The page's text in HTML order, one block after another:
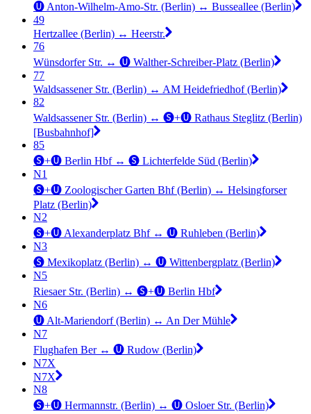
🅤 Anton-Wilhelm-Amo-Str. (Berlin) ↔︎ Busseallee (Berlin)
49
Hertzallee (Berlin) ↔︎ Heerstr.
76
Wünsdorfer Str. ↔︎ 🅤 Walther-Schreiber-Platz (Berlin)
77
Waldsassener Str. (Berlin) ↔︎ AM Heidefriedhof (Berlin)
82
Waldsassener Str. (Berlin) ↔︎ 🅢+🅤 Rathaus Steglitz (Berlin)
[Busbahnhof]
85
🅢+🅤 Berlin Hbf ↔︎ 🅢 Lichterfelde Süd (Berlin)
N1
🅢+🅤 Zoologischer Garten Bhf (Berlin) ↔︎ Helsingforser
Platz (Berlin)
N2
🅢+🅤 Alexanderplatz Bhf ↔︎ 🅤 Ruhleben (Berlin)
N3
🅢 Mexikoplatz (Berlin) ↔︎ 🅤 Wittenbergplatz (Berlin)
N5
Riesaer Str. (Berlin) ↔︎ 🅢+🅤 Berlin Hbf
N6
🅤 Alt-Mariendorf (Berlin) ↔︎ An Der Mühle
N7
Flughafen Ber ↔︎ 🅤 Rudow (Berlin)
N7X
N7X
N8
🅢+🅤 Hermannstr. (Berlin) ↔︎ 🅤 Osloer Str. (Berlin)